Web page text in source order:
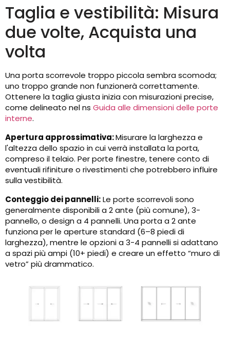
Taglia e vestibilità: Misura
due volte, Acquista una
volta
Una porta scorrevole troppo piccola sembra scomoda;
uno troppo grande non funzionerà correttamente.
Ottenere la taglia giusta inizia con misurazioni precise,
come delineato nel ns Guida alle dimensioni delle porte
interne.
Apertura approssimativa:Misurare la larghezza e
l'altezza dello spazio in cui verrà installata la porta,
compreso il telaio. Per porte finestre, tenere conto di
eventuali rifiniture o rivestimenti che potrebbero influire
sulla vestibilità.
Conteggio dei pannelli:Le porte scorrevoli sono
generalmente disponibili a 2 ante (più comune), 3-
pannello, o design a 4 pannelli. Una porta a 2 ante
funziona per le aperture standard (6–8 piedi di
larghezza), mentre le opzioni a 3-4 pannelli si adattano
a spazi più ampi (10+ piedi) e creare un effetto “muro di
vetro” più drammatico.